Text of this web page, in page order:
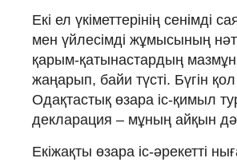
Екі ел үкіметтерінің сенімді
мен үйлесімді жұмысының
қарым-қатынастардың
жаңарып, байи түсті. Бүгін
Одақтастық өзара іс-қимыл
декларация – мұның айқын
Екіжақты өзара іс-әрекетті